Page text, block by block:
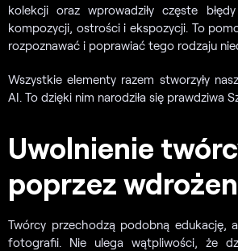
kolekcji oraz wprowadziły częste
kompozycji, ostrości i ekspozycji. To
rozpoznawać i poprawiać tego rodzaju
Wszystkie elementy razem stworzyły
AI. To dzięki nim narodziła się prawdziwa
Uwolnienie
poprzez
Twórcy przechodzą podobną edukację,
fotografii. Nie ulega wątpliwości, że